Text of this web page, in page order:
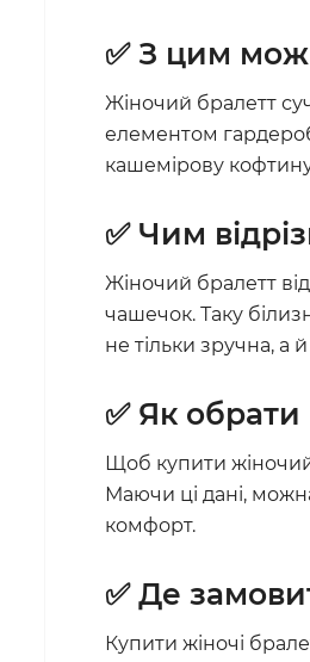
✅ З цим
Жіночий бралетт
елементом
кашемірову кофтину
✅ Чим
Жіночий бралетт
чашечок. Таку
не тільки зручна, а
✅ Як
Щоб купити жіночий
Маючи ці дані,
комфорт.
✅ Де
Купити жіночі